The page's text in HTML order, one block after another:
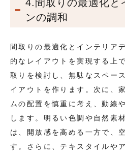
4.間取りの最適化と
ンの調和
間取りの最適化とインテリア
的なレイアウトを実現する上
取りを検討し、無駄なスペー
イアウトを作ります。次に、
ムの配置を慎重に考え、動線
します。明るい色調や自然素
は、開放感を高める一方で、
す。さらに、テキスタイルや